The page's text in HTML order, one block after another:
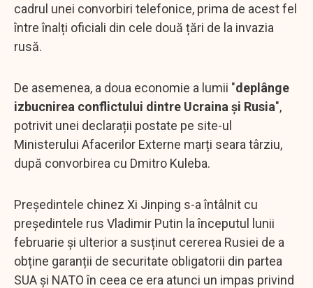
cadrul unei convorbiri telefonice, prima de acest fel
între înalți oficiali din cele două țări de la invazia
rusă.
De asemenea, a doua economie a lumii "deplânge
izbucnirea conflictului dintre Ucraina și Rusia",
potrivit unei declarații postate pe site-ul
Ministerului Afacerilor Externe marți seara târziu,
după convorbirea cu Dmitro Kuleba.
Președintele chinez Xi Jinping s-a întâlnit cu
președintele rus Vladimir Putin la începutul lunii
februarie și ulterior a susținut cererea Rusiei de a
obține garanții de securitate obligatorii din partea
SUA și NATO în ceea ce era atunci un impas privind